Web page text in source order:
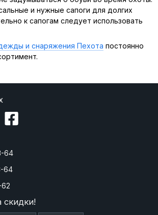
и нужные сапоги для долгих
к сапогам следует использовать
и снаряжения Пехота постоянно
64
64